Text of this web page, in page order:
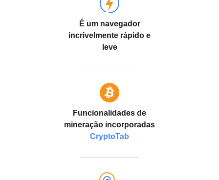
É um navegador
incrivelmente rápido e
leve
Funcionalidades de
mineração incorporadas
CryptoTab